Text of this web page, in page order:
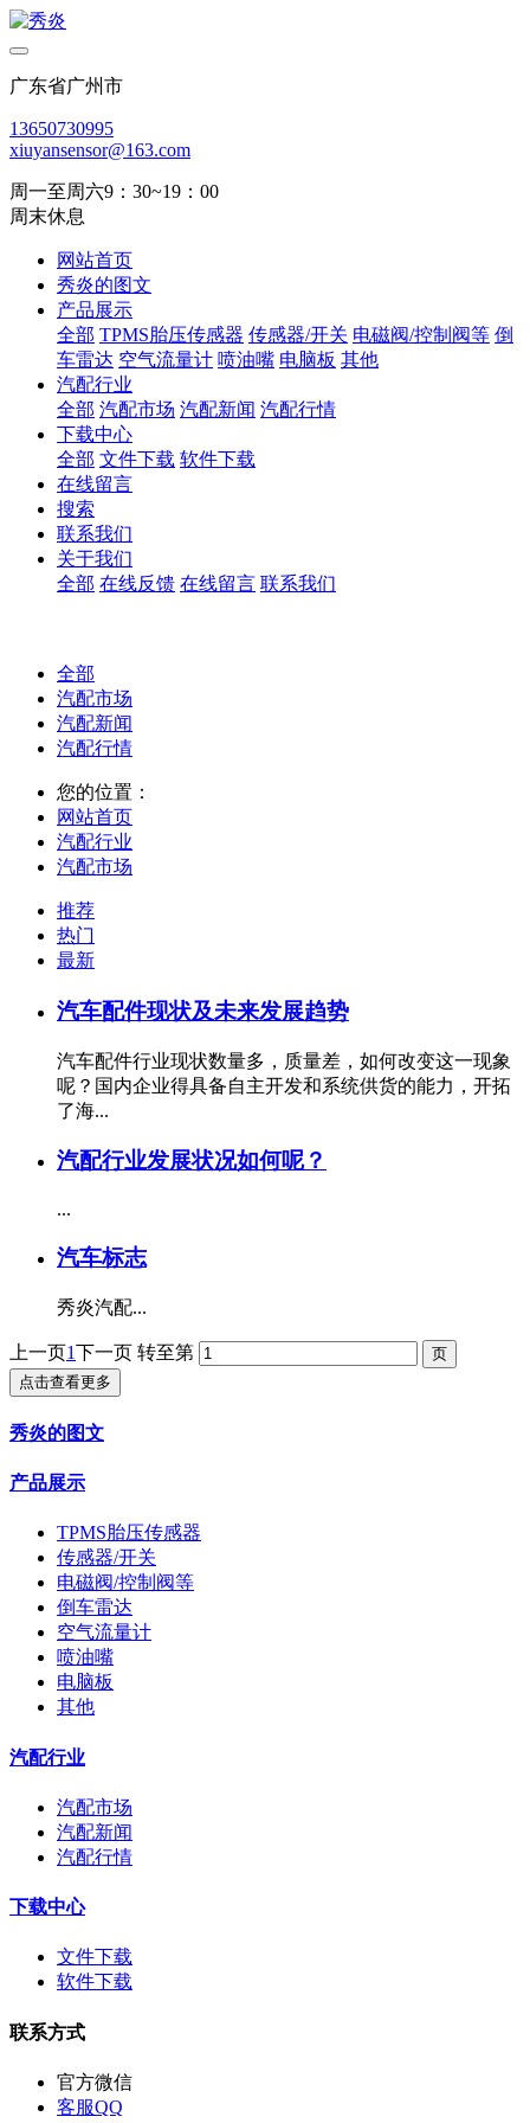
广东省广州市
13650730995
xiuyansensor@163.com
周一至周六9：30~19：00
周末休息
网站首页
秀炎的图文
产品展示
全部 TPMS胎压传感器 传感器/开关 电磁阀/控制阀等 倒
车雷达 空气流量计 喷油嘴 电脑板 其他
汽配行业
全部 汽配市场 汽配新闻 汽配行情
下载中心
全部 文件下载 软件下载
在线留言
搜索
联系我们
关于我们
全部 在线反馈 在线留言 联系我们
全部
汽配市场
汽配新闻
汽配行情
您的位置：
网站首页
汽配行业
汽配市场
推荐
热门
最新
汽车配件现状及未来发展趋势
汽车配件行业现状数量多，质量差，如何改变这一现象
呢？国内企业得具备自主开发和系统供货的能力，开拓
了海...
汽配行业发展状况如何呢？
...
汽车标志
秀炎汽配...
上一页1下一页 转至第
点击查看更多
秀炎的图文
产品展示
TPMS胎压传感器
传感器/开关
电磁阀/控制阀等
倒车雷达
空气流量计
喷油嘴
电脑板
其他
汽配行业
汽配市场
汽配新闻
汽配行情
下载中心
文件下载
软件下载
联系方式
官方微信
客服QQ